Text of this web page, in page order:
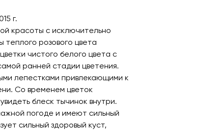
г.
красоты с исключительно
теплого розового цвета
чистого белого цвета с
ранней стадии цветения.
лепестками привлекающими к
Со временем цветок
блеск тычинок внутри.
погоде и имеют сильный
сильный здоровый куст,